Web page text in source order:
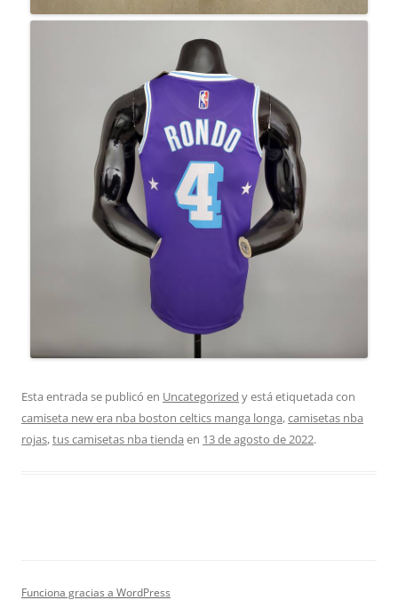
Esta entrada se publicó en Uncategorized y está etiquetada con
camiseta new era nba boston celtics manga longa,camisetas nba
rojas,tus camisetas nba tienda en 13 de agosto de 2022.
Funciona gracias a WordPress